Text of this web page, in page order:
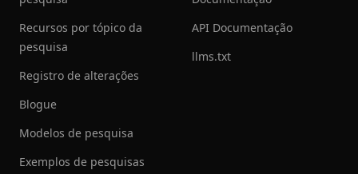
Recursos por tópico da
pesquisa
Registro de alterações
Blogue
Modelos de pesquisa
Exemplos de pesquisas
API Documentação
llms.txt